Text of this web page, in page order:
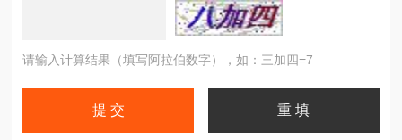
请输入计算结果（填写阿拉伯数字），如：三加四=7